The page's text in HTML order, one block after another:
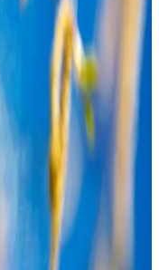
angesammelt haben.
geringem Flug
ausziehen.